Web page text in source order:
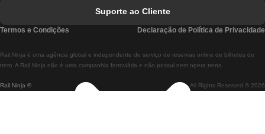
Comboios De Lisboa A Braga
Comboios De Braga A Lisboa
Rail Ninja ® All Rights Reserved © 2026
Rail.Ninja é uma agência global e independente de serviço de reservas online de bilhetes de
trem. A Rail Ninja não é uma companhia ferroviária e não possui nem opera trens.
Suporte ao Cliente
Termos e Condições Declaração de Política de Privacidade